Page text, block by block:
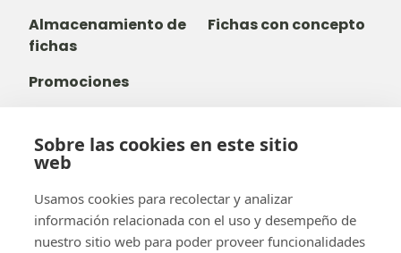
Sobre las cookies en este sitio
web
Usamos cookies para recolectar y analizar
información relacionada con el uso y desempeño de
nuestro sitio web para poder proveer funcionalidades
Almacenamiento de
fichas
Fichas con concepto
Promociones
+32488237146
info@b-token.eu